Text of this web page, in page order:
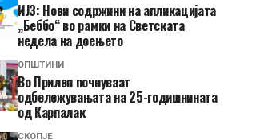
ИЈЗ: Нови содржини на апликацијата
„Беббо“ во рамки на Светската
недела на доењето
ОПШТИНИ
Во Прилеп почнуваат
одбележувањата на 25-годишнината
од Карпалак
СКОПЈЕ